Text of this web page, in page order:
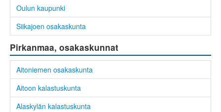
Oulun kaupunki
Siikajoen osakaskunta
Pirkanmaa, osakaskunnat
Aitoniemen osakaskunta
Aitoon kalastuskunta
Alaskylän kalastuskunta